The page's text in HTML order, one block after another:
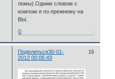
ломы).Одним словом с
компом я по прежнему на
ВЫ.
0
Поделиться 16
30-01-
2012 00:05:43